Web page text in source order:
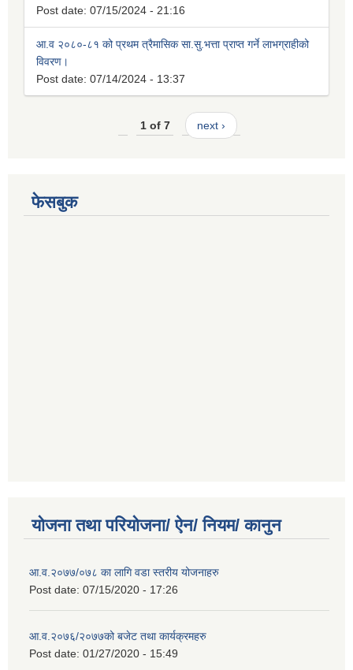
Post date: 07/15/2024 - 21:16
आ.व २०८०-८१ को प्रथम त्रैमासिक सा.सु.भत्ता प्राप्त गर्ने लाभग्राहीको
विवरण।
Post date: 07/14/2024 - 13:37
1 of 7 next ›
फेसबुक
योजना तथा परियोजना/ ऐन/ नियम/ कानुन
आ.व.२०७७/०७८ का लागि वडा स्तरीय योजनाहरु
Post date: 07/15/2020 - 17:26
आ.व.२०७६/२०७७को बजेट तथा कार्यक्रमहरु
Post date: 01/27/2020 - 15:49